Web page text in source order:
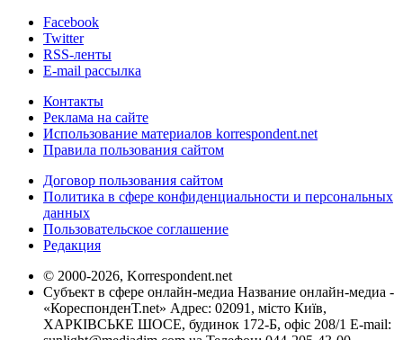
Facebook
Twitter
RSS-ленты
E-mail рассылка
Контакты
Реклама на сайте
Использование материалов korrespondent.net
Правила пользования сайтом
Договор пользования сайтом
Политика в сфере конфиденциальности и персональных
данных
Пользовательское соглашение
Редакция
© 2000-2026, Korrespondent.net
Субъект в сфере онлайн-медиа Название онлайн-медиа -
«КореспонденТ.net» Адрес: 02091, місто Київ,
ХАРКІВСЬКЕ ШОСЕ, будинок 172-Б, офіс 208/1 E-mail: